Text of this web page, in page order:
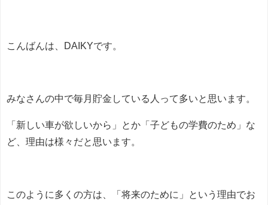
こんばんは、DAIKYです。
みなさんの中で毎月貯金している人って多いと思います。
「新しい車が欲しいから」とか「子どもの学費のため」な
ど、理由は様々だと思います。
このように多くの方は、「将来のために」という理由でお